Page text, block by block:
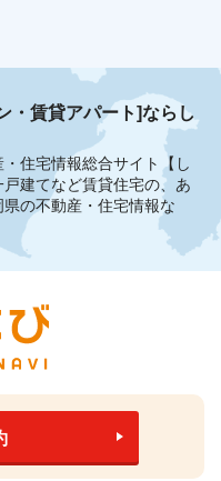
・賃貸アパート]ならし
住宅情報総合サイト【し
建てなど賃貸住宅の、あ
県の不動産・住宅情報な